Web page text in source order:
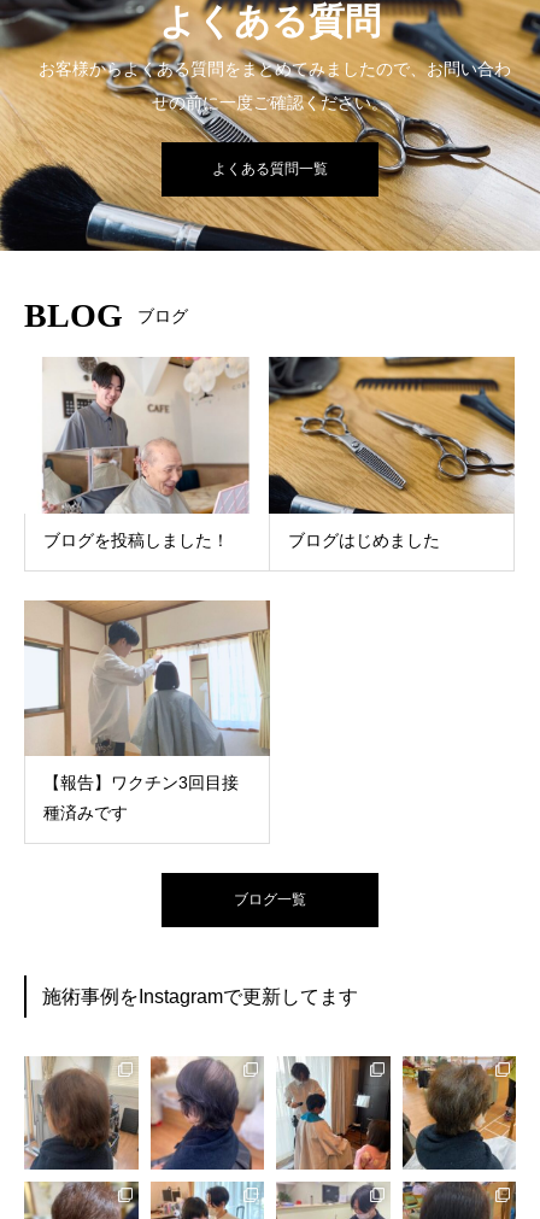
よくある質問
お客様からよくある質問をまとめてみましたので、お問い合わ
せの前に一度ご確認ください。
よくある質問一覧
BLOG ブログ
ブログを投稿しました！ ブログはじめました
【報告】ワクチン3回目接
種済みです
ブログ一覧
施術事例をInstagramで更新してます